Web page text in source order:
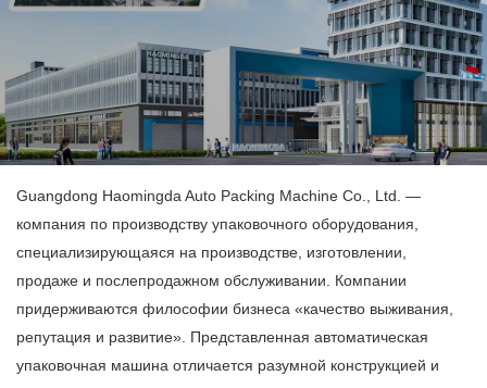
Guangdong Haomingda Auto Packing Machine Co., Ltd. —
компания по производству упаковочного оборудования,
специализирующаяся на производстве, изготовлении,
продаже и послепродажном обслуживании. Компании
придерживаются философии бизнеса «качество выживания,
репутация и развитие». Представленная автоматическая
упаковочная машина отличается разумной конструкцией и